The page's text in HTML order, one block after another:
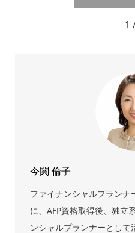
1
今関 倫子
ファイナンシャルプランナ
に、AFP資格取得後、独立
ンシャルプランナーとし